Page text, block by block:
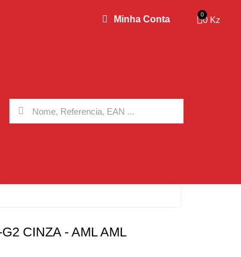
Minha Conta 0 Kz
CINZA - AML AML